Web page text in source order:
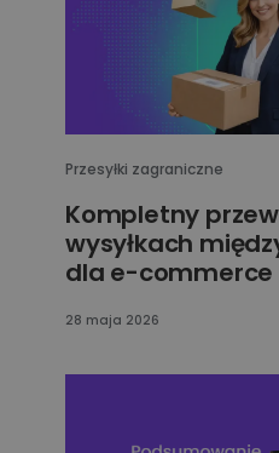
Przesyłki zagraniczne
Kompletny
wysyłkach
dla e-commerce
28 maja 2026